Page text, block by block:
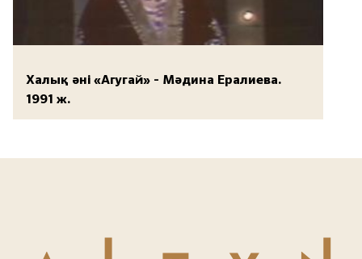
Халық әні «Агугай» - Мәдина Ералиева.
1991 ж.